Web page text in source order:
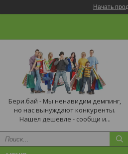
Начать
Бери.бай - Мы ненавидим демпинг,
но нас вынуждают конкуренты.
Нашел дешевле - сообщи и...